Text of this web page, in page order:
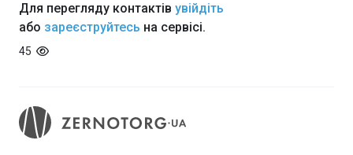
Для перегляду контактів увійдіть
або зареєструйтесь на сервісі.
45